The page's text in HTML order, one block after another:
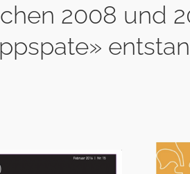
2008 und